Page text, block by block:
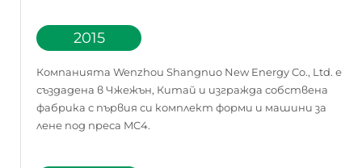
2015
Компанията Wenzhou Shangnuo New Energy Co., Ltd. е
създадена в Чжежън, Китай и изгражда собствена
фабрика с първия си комплект форми и машини за
лене под преса MC4.